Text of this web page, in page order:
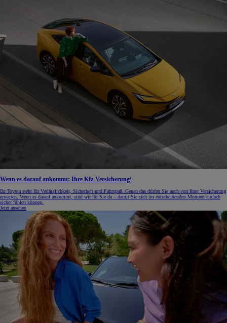
Wenn es darauf ankommt: Ihre Kfz-Versicherung¹
Ihr Toyota steht für Verlässlichkeit, Sicherheit und Fahrspaß. Genau das dürfen Sie auch von Ihrer Versicherung
erwarten. Wenn es darauf ankommt, sind wir für Sie da – damit Sie sich im entscheidenden Moment einfach
sicher fühlen können.
Jetzt ansehen